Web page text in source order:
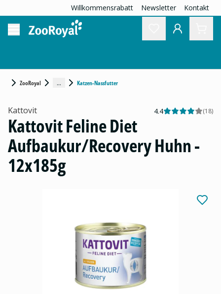
Willkommensrabatt Newsletter Kontakt
ZooRoyal ... Katzen-Nassfutter
Kattovit 4.4 (18)
Kattovit Feline Diet
Aufbaukur/Recovery Huhn -
12x185g